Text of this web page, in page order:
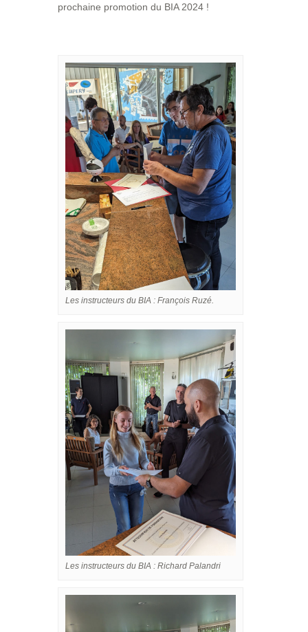
prochaine promotion du BIA 2024 !
Les instructeurs du BIA : François Ruzé.
Les instructeurs du BIA : Richard Palandri